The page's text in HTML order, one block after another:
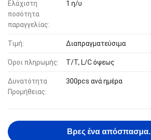
Ελάχιστη
ποσότητα
παραγγελίας:
1 η/υ
Τιμή: Διαπραγματεύσιμα
Όροι πληρωμής: T/T, L/C όψεως
Δυνατότητα
Προμήθειας:
300pcs ανά ημέρα
Βρες ένα απόσπασμα.